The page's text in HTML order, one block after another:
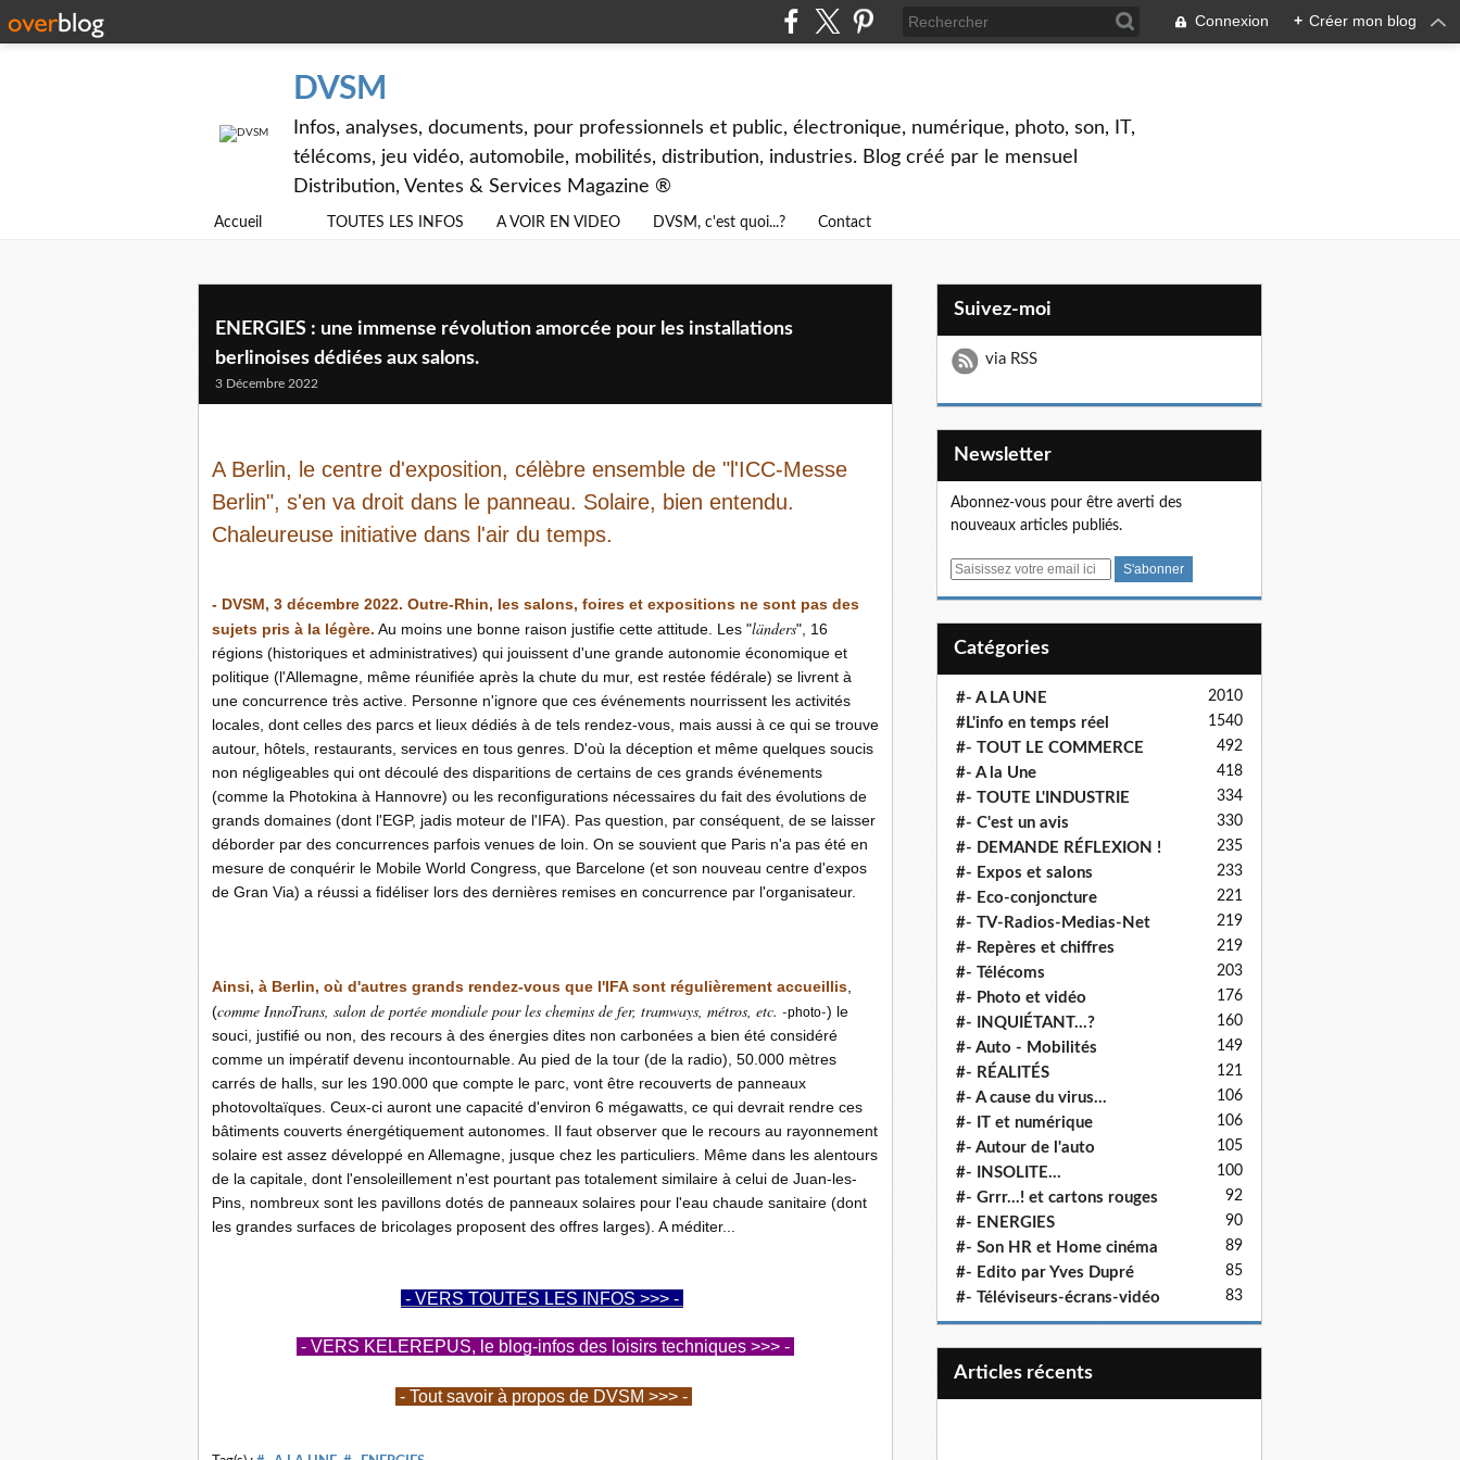
Connexion + Créer mon blog
DVSM
Infos, analyses, documents, pour professionnels et public, électronique, numérique, photo, son, IT,
télécoms, jeu vidéo, automobile, mobilités, distribution, industries. Blog créé par le mensuel
Distribution, Ventes & Services Magazine ®
Accueil TOUTES LES INFOS A VOIR EN VIDEO DVSM, c'est quoi...? Contact
ENERGIES : une immense révolution amorcée pour les installations
berlinoises dédiées aux salons.
3 Décembre 2022
A Berlin, le centre d'exposition, célèbre ensemble de "l'ICC-Messe
Berlin", s'en va droit dans le panneau. Solaire, bien entendu.
Chaleureuse initiative dans l'air du temps.
- DVSM, 3 décembre 2022. Outre-Rhin, les salons, foires et expositions ne sont pas des
sujets pris à la légère. Au moins une bonne raison justifie cette attitude. Les "länders", 16
régions (historiques et administratives) qui jouissent d'une grande autonomie économique et
politique (l'Allemagne, même réunifiée après la chute du mur, est restée fédérale) se livrent à
une concurrence très active. Personne n'ignore que ces événements nourrissent les activités
locales, dont celles des parcs et lieux dédiés à de tels rendez-vous, mais aussi à ce qui se trouve
autour, hôtels, restaurants, services en tous genres. D'où la déception et même quelques soucis
non négligeables qui ont découlé des disparitions de certains de ces grands événements
(comme la Photokina à Hannovre) ou les reconfigurations nécessaires du fait des évolutions de
grands domaines (dont l'EGP, jadis moteur de l'IFA). Pas question, par conséquent, de se laisser
déborder par des concurrences parfois venues de loin. On se souvient que Paris n'a pas été en
mesure de conquérir le Mobile World Congress, que Barcelone (et son nouveau centre d'expos
de Gran Via) a réussi a fidéliser lors des dernières remises en concurrence par l'organisateur.
Ainsi, à Berlin, où d'autres grands rendez-vous que l'IFA sont régulièrement accueillis
(comme InnoTrans, salon de portée mondiale pour les chemins de fer, tramways, métros, etc. -photo-) le
souci, justifié ou non, des recours à des énergies dites non carbonées a bien été considéré
comme un impératif devenu incontournable. Au pied de la tour (de la radio), 50.000 mètres
carrés de halls, sur les 190.000 que compte le parc, vont être recouverts de panneaux
photovoltaïques. Ceux-ci auront une capacité d'environ 6 mégawatts, ce qui devrait rendre ces
bâtiments couverts énergétiquement autonomes. Il faut observer que le recours au rayonnement
solaire est assez développé en Allemagne, jusque chez les particuliers. Même dans les alentours
de la capitale, dont l'ensoleillement n'est pourtant pas totalement similaire à celui de Juan-les-
Pins, nombreux sont les pavillons dotés de panneaux solaires pour l'eau chaude sanitaire (dont
les grandes surfaces de bricolages proposent des offres larges). A méditer...
- VERS TOUTES LES INFOS >>> -
- VERS KELEREPUS, le blog-infos des loisirs techniques >>> -
- Tout savoir à propos de DVSM >>> -
Suivez-moi
via RSS
Newsletter
Abonnez-vous pour être averti des
nouveaux articles publiés.
E
Catégories
#- A LA UNE 2010
#L'info en temps réel 1540
#- TOUT LE COMMERCE 492
#- A la Une 418
#- TOUTE L'INDUSTRIE 334
#- C'est un avis 330
#- DEMANDE RÉFLEXION ! 235
#- Expos et salons 233
#- Eco-conjoncture 221
#- TV-Radios-Medias-Net 219
#- Repères et chiffres 219
#- Télécoms 203
#- Photo et vidéo 176
#- INQUIÉTANT...? 160
#- Auto - Mobilités 149
#- RÉALITÉS 121
#- A cause du virus... 106
#- IT et numérique 106
#- Autour de l'auto 105
#- INSOLITE... 100
#- Grrr...! et cartons rouges 92
#- ENERGIES 90
#- Son HR et Home cinéma 89
#- Edito par Yves Dupré 85
#- Téléviseurs-écrans-vidéo 83
articles récents